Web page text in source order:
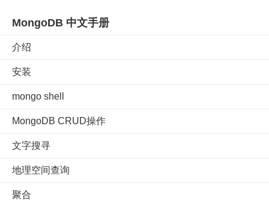
MongoDB 中文手册
介绍
安装
mongo shell
MongoDB CRUD操作
文字搜寻
地理空间查询
聚合